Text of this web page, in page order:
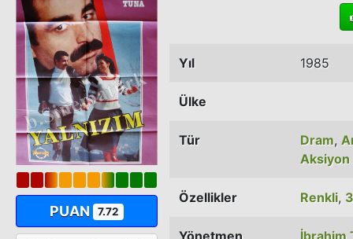
PUAN 7.72
Yıl 1985
Ülke
Tür Dram,
Aksiyon
Özellikler Renkli,
Yönetmen İbrahim